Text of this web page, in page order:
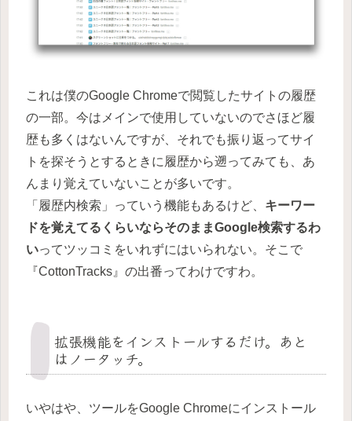
これは僕のGoogle Chromeで閲覧したサイトの履歴
の一部。今はメインで使用していないのでさほど履
歴も多くはないんですが、それでも振り返ってサイ
トを探そうとするときに履歴から遡ってみても、あ
んまり覚えていないことが多いです。
「履歴内検索」っていう機能もあるけど、 キーワー
ドを覚えてるくらいならそのままGoogle検索するわ
いってツッコミをいれずにはいられない。そこで
『CottonTracks』の出番ってわけですわ。
拡張機能をインストールするだけ。あと
はノータッチ。
いやはや、ツールをGoogle Chromeにインストール